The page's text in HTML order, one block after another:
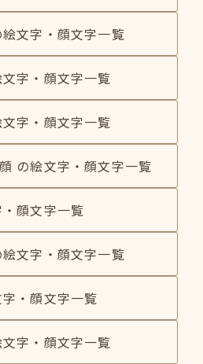
文字・顔文字一覧
字・顔文字一覧
字・顔文字一覧
の絵文字・顔文字一覧
顔文字一覧
文字・顔文字一覧
・顔文字一覧
字・顔文字一覧